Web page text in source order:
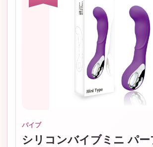
バイブ
シリコンバイブミニ パー